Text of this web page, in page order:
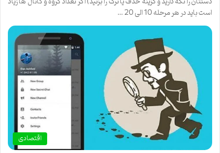
است باید در هر مرحله 10 الی 20 …
اقتصادی